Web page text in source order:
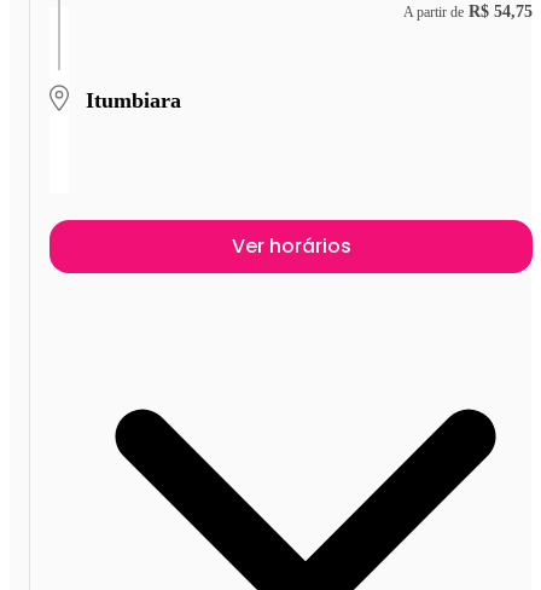
Itumbiara
A partir de R$ 54,75
Ver horários